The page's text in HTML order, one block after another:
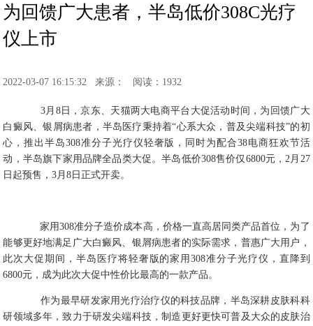
为回馈广大患者，半岛低价308C光疗
仪上市
2022-03-07 16:15:32 来源： 阅读：1932
3月8日，京东、天猫两大电商平台大促活动时间，为回馈广大
白癜风、银屑病患者，半岛医疗秉持着“心系大众，普及尖端科技”的初
心，推出半岛308准分子光疗仪轻奢版，同时为配合38电商狂欢节活
动，半岛旗下家用品牌全品类大促。半岛低价308售价仅6800元，2月27
日起预售，3月8日正式开卖。
家用308准分子造价成本高，价格一直高居同类产品首位，为了
能够更好地满足广大白癜风、银屑病患者的实际需求，普惠广大用户，
此次大促期间，半岛医疗将轻奢版的家用308准分子光疗仪，直降到
6800元，成为此次大促中性价比最高的一款产品。
作为最早研发家用光疗治疗仪的科技品牌，半岛深耕皮肤科科
研领域多年，致力于研发尖端科技，制造更好更快可普及大众的皮肤治